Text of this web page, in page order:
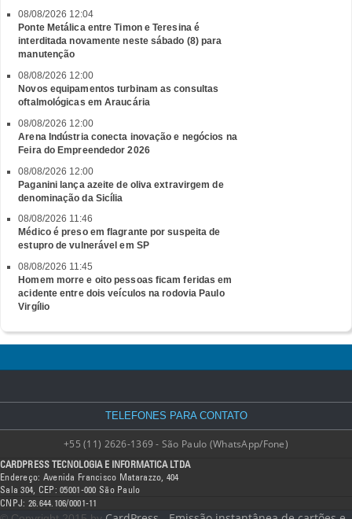
08/08/2026 12:04
Ponte Metálica entre Timon e Teresina é
interditada novamente neste sábado (8) para
manutenção
08/08/2026 12:00
Novos equipamentos turbinam as consultas
oftalmológicas em Araucária
08/08/2026 12:00
Arena Indústria conecta inovação e negócios na
Feira do Empreendedor 2026
08/08/2026 12:00
Paganini lança azeite de oliva extravirgem de
denominação da Sicília
08/08/2026 11:46
Médico é preso em flagrante por suspeita de
estupro de vulnerável em SP
08/08/2026 11:45
Homem morre e oito pessoas ficam feridas em
acidente entre dois veículos na rodovia Paulo
Virgílio
TELEFONES PARA CONTATO
+55 (11) 2626-1369 - São Paulo (WhatsApp/Fone)
CARDPRESS TECNOLOGIA E INFORMATICA LTDA
Endereço: Avenida Francisco Matarazzo, 404
Sala 304, CEP: 05001-000 São Paulo
CNPJ: 26.644.106/0001-11